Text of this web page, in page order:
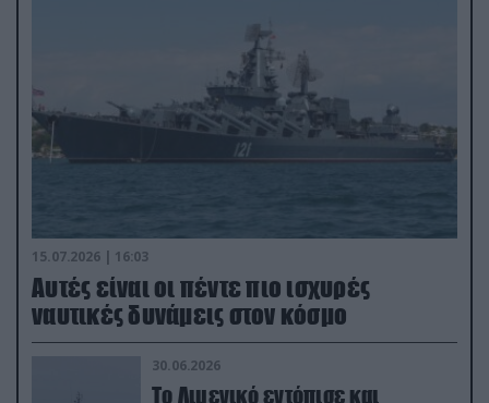
15.07.2026 | 16:03
Aυτές είναι οι πέντε πιο ισχυρές
ναυτικές δυνάμεις στον κόσμο
30.06.2026
Το Λιμενικό εντόπισε και